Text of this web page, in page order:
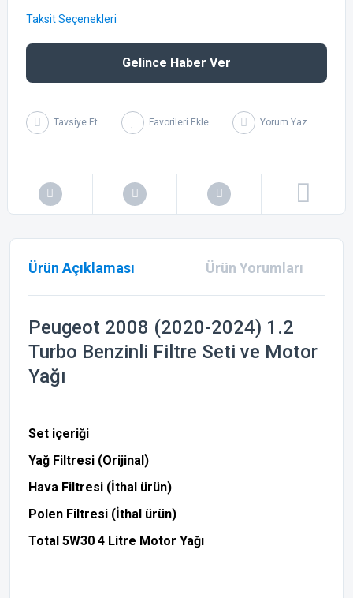
Taksit Seçenekleri
Gelince Haber Ver
Tavsiye Et Yorum Yaz
Ürün Açıklaması Ürün Yorumları
Peugeot 2008 (2020-2024) 1.2
Turbo Benzinli Filtre Seti ve Motor
Yağı
Set içeriği
Yağ Filtresi (Orijinal)
Hava Filtresi (İthal ürün)
Polen Filtresi (İthal ürün)
Total 5W30 4 Litre Motor Yağı